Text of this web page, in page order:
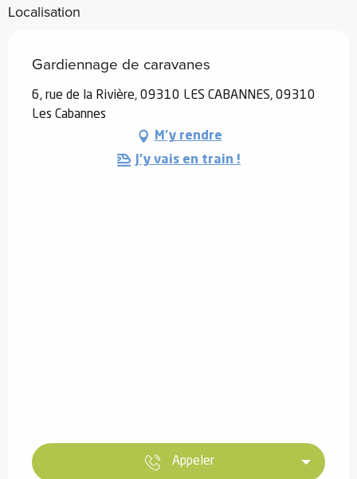
Localisation
Gardiennage de caravanes
6, rue de la Rivière, 09310 LES CABANNES, 09310
Les Cabannes
M'y rendre
J'y vais en train !
Appeler